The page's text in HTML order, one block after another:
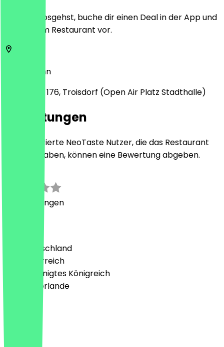
Bevor du losgehst, buche dir einen Deal in der App und
zeige ihn im Restaurant vor.
Bonn
Kölner Str. 176, Troisdorf (Open Air Platz Stadthalle)
Bewertungen
Nur registrierte NeoTaste Nutzer, die das Restaurant
besucht haben, können eine Bewertung abgeben.
Bewertungen
🇩🇪 Deutschland
🇦🇹 Österreich
🇬🇧 Vereinigtes Königreich
🇳🇱 Niederlande